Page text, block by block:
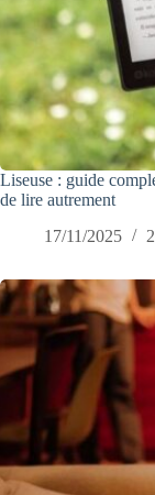
Liseuse : guide
de lire autrement
17/11/2025